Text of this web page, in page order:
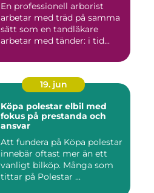
En professionell arborist
arbetar med träd på samma
sätt som en tandläkare
arbetar med tänder: i tid...
19. jun
Köpa polestar elbil med
fokus på prestanda och
ansvar
Att fundera på Köpa polestar
innebär oftast mer än ett
vanligt bilköp. Många som
tittar på Polestar ...